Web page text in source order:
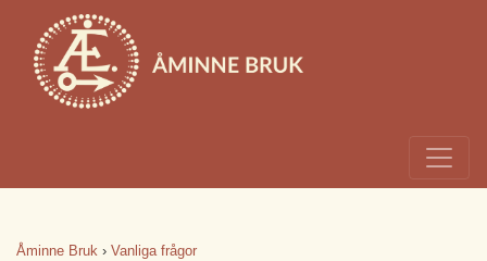
Åminne Bruk › Vanliga frågor